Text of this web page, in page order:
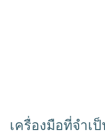
เครื่องมือที่จำเ